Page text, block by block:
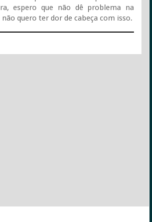
espero que não dê problema na
quero ter dor de cabeça com isso.